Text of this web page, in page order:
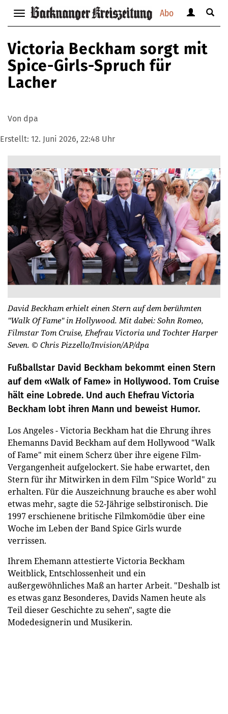
Abo
Navigation
anzeigen
bzw.
verbergen
anzeigen
verbergen
Suche
Victoria Beckham sorgt mit
Spice-Girls-Spruch für
Lacher
Von dpa
Erstellt: 12. Juni 2026, 22:48 Uhr
David Beckham erhielt einen Stern auf dem berühmten
"Walk Of Fame" in Hollywood. Mit dabei: Sohn Romeo,
Filmstar Tom Cruise, Ehefrau Victoria und Tochter Harper
Seven. © Chris Pizzello/Invision/AP/dpa
Fußballstar David Beckham bekommt einen Stern
auf dem «Walk of Fame» in Hollywood. Tom Cruise
hält eine Lobrede. Und auch Ehefrau Victoria
Beckham lobt ihren Mann und beweist Humor.
Los Angeles - Victoria Beckham hat die Ehrung ihres
Ehemanns David Beckham auf dem Hollywood "Walk
of Fame" mit einem Scherz über ihre eigene Film-
Vergangenheit aufgelockert. Sie habe erwartet, den
Stern für ihr Mitwirken in dem Film "Spice World" zu
erhalten. Für die Auszeichnung brauche es aber wohl
etwas mehr, sagte die 52-Jährige selbstironisch. Die
1997 erschienene britische Filmkomödie über eine
Woche im Leben der Band Spice Girls wurde
verrissen.
Ihrem Ehemann attestierte Victoria Beckham
Weitblick, Entschlossenheit und ein
außergewöhnliches Maß an harter Arbeit. "Deshalb ist
es etwas ganz Besonderes, Davids Namen heute als
Teil dieser Geschichte zu sehen", sagte die
Modedesignerin und Musikerin.